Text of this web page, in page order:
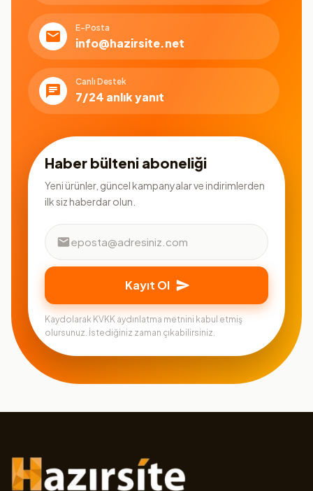
E-Posta
info@hazirsite.net
Canlı Destek
7/24 anlık yanıt
Haber bülteni aboneliği
Yeni ürünler, güncel kampanyalar ve indirimlerden
ilk siz haberdar olun.
Kayıt Ol
Kaydolarak KVKK aydınlatma metnini kabul etmiş
olursunuz. İstediğiniz zaman çıkabilirsiniz.